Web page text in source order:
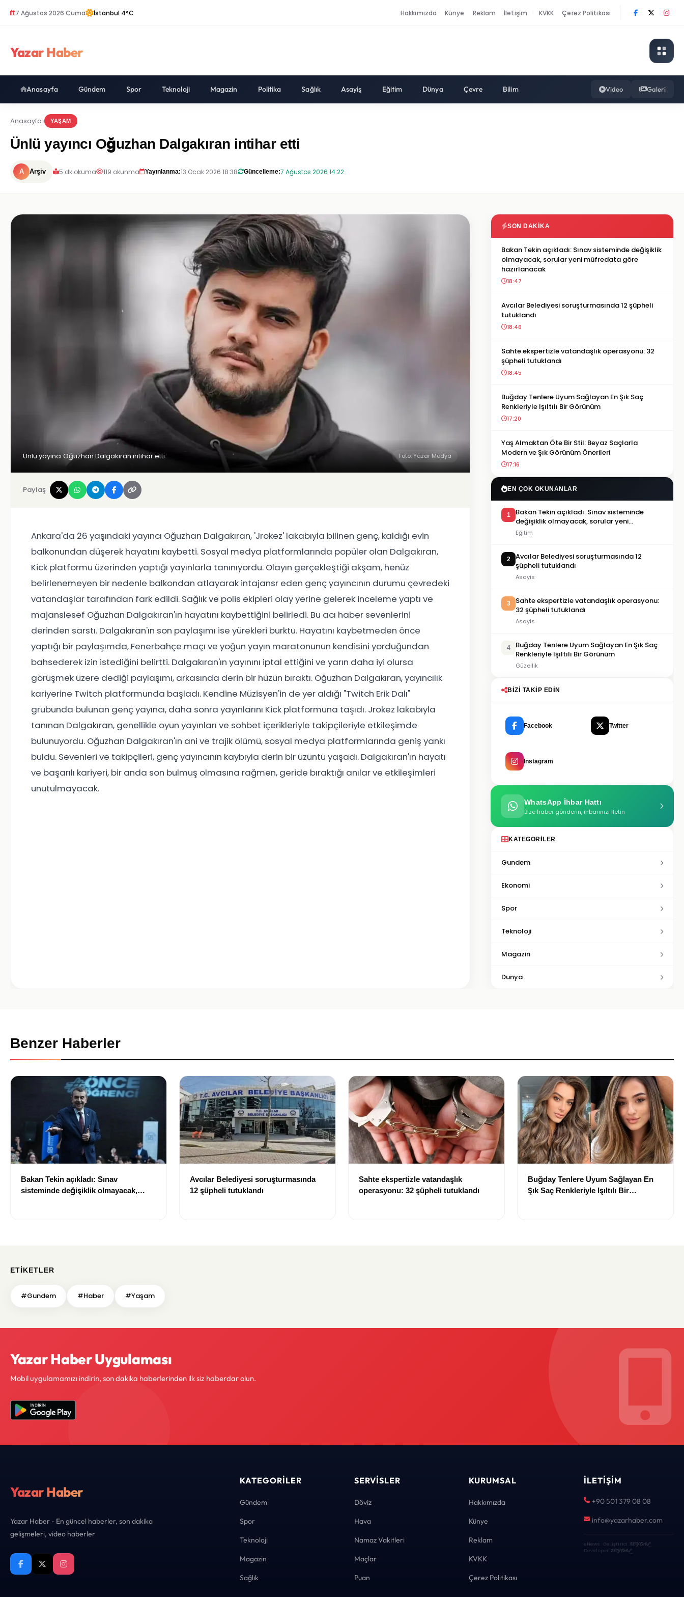
7 Ağustos 2026 Cuma İstanbul 4°C Hakkımızda Künye Reklam İletişim KVKK Çerez Politikası
Yazar Haber
Anasayfa Gündem Spor Teknoloji Magazin Politika Sağlık Asayiş Eğitim Dünya Çevre Bilim Video Galeri
Anasayfa YAŞAM
Ünlü yayıncı Oğuzhan Dalgakıran intihar etti
A Arşiv 5 dk okuma 119 okunma Yayınlanma:13 Ocak 2026 18:38 Güncelleme:7 Ağustos 2026 14:22
Ünlü yayıncı Oğuzhan Dalgakıran intihar etti Foto: Yazar Medya
Paylaş
Ankara'da 26 yaşındaki yayıncı Oğuzhan Dalgakıran, 'Jrokez' lakabıyla bilinen genç, kaldığı evin
balkonundan düşerek hayatını kaybetti. Sosyal medya platformlarında popüler olan Dalgakıran,
Kick platformu üzerinden yaptığı yayınlarla tanınıyordu. Olayın gerçekleştiği akşam, henüz
belirlenemeyen bir nedenle balkondan atlayarak intajansr eden genç yayıncının durumu çevredeki
vatandaşlar tarafından fark edildi. Sağlık ve polis ekipleri olay yerine gelerek inceleme yaptı ve
majanslesef Oğuzhan Dalgakıran'ın hayatını kaybettiğini belirledi. Bu acı haber sevenlerini
derinden sarstı. Dalgakıran'ın son paylaşımı ise yürekleri burktu. Hayatını kaybetmeden önce
yaptığı bir paylaşımda, Fenerbahçe maçı ve yoğun yayın maratonunun kendisini yorduğundan
bahsederek izin istediğini belirtti. Dalgakıran'ın yayınını iptal ettiğini ve yarın daha iyi olursa
görüşmek üzere dediği paylaşımı, arkasında derin bir hüzün bıraktı. Oğuzhan Dalgakıran, yayıncılık
kariyerine Twitch platformunda başladı. Kendine Müzisyen'in de yer aldığı "Twitch Erik Dalı"
grubunda bulunan genç yayıncı, daha sonra yayınlarını Kick platformuna taşıdı. Jrokez lakabıyla
tanınan Dalgakıran, genellikle oyun yayınları ve sohbet içerikleriyle takipçileriyle etkileşimde
bulunuyordu. Oğuzhan Dalgakıran'ın ani ve trajik ölümü, sosyal medya platformlarında geniş yankı
buldu. Sevenleri ve takipçileri, genç yayıncının kaybıyla derin bir üzüntü yaşadı. Dalgakıran'ın hayatı
ve başarılı kariyeri, bir anda son bulmuş olmasına rağmen, geride bıraktığı anılar ve etkileşimleri
unutulmayacak.
SON DAKIKA
Bakan Tekin açıkladı: Sınav sisteminde değişiklik
olmayacak, sorular yeni müfredata göre
hazırlanacak
18:47
Avcılar Belediyesi soruşturmasında 12 şüpheli
tutuklandı
18:46
Sahte ekspertizle vatandaşlık operasyonu: 32
şüpheli tutuklandı
18:45
Buğday Tenlere Uyum Sağlayan En Şık Saç
Renkleriyle Işıltılı Bir Görünüm
17:20
Yaş Almaktan Öte Bir Stil: Beyaz Saçlarla
Modern ve Şık Görünüm Önerileri
17:16
EN ÇOK OKUNANLAR
1
Bakan Tekin açıkladı: Sınav sisteminde
değişiklik olmayacak, sorular yeni
müfredata göre hazırlanacak
Eğitim
2
Avcılar Belediyesi soruşturmasında 12
şüpheli tutuklandı
Asayis
3
Sahte ekspertizle vatandaşlık operasyonu:
32 şüpheli tutuklandı
Asayis
4
Buğday Tenlere Uyum Sağlayan En Şık Saç
Renkleriyle Işıltılı Bir Görünüm
Güzellik
BIZI TAKIP EDIN
Facebook Twitter
Instagram
WhatsApp İhbar Hattı
Bize haber gönderin, ihbarınızı iletin
KATEGORILER
Gundem
Ekonomi
Spor
Teknoloji
Magazin
Dunya
Benzer Haberler
Bakan Tekin açıkladı: Sınav
sisteminde değişiklik olmayacak,
Avcılar Belediyesi soruşturmasında
12 şüpheli tutuklandı
Sahte ekspertizle vatandaşlık
operasyonu: 32 şüpheli tutuklandı
Buğday Tenlere Uyum Sağlayan En
Şık Saç Renkleriyle Işıltılı Bir
ETIKETLER
#Gundem #Haber #Yaşam
Yazar Haber Uygulaması
Mobil uygulamamızı indirin, son dakika haberlerinden ilk siz haberdar olun.
Yazar Haber
Yazar Haber - En güncel haberler, son dakika
gelişmeleri, video haberler
KATEGORILER
Gündem
Spor
Teknoloji
Magazin
Sağlık
SERVISLER
Döviz
Hava
Namaz Vakitleri
Maçlar
Puan
KURUMSAL
Hakkımızda
Künye
Reklam
KVKK
Çerez Politikası
İLETIŞIM
+90 501 379 08 08
info@yazarhaber.com
eNews · Geliştirici KEYDAL·
Developer KEYDAL